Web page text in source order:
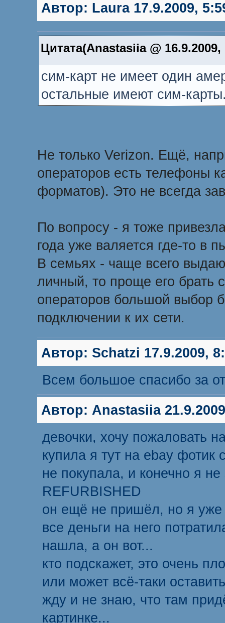
Автор: Laura17.9.2009,
Цитата(Anastasiia @
сим-карт не имеет один
остальные имеют сим-
Не только Verizon. Ещё,
операторов есть телефоны
форматов). Это не всегда
По вопросу - я тоже
года уже валяется где-то в
В семьях - чаще всего
личный, то проще его брать
операторов большой выбор
подключении к их сети.
Автор: Schatzi 17.9.2009,
Всем большое спасибо за
Автор: Anastasiia
девочки, хочу пожаловать
купила я тут на ebay фотик
не покупала, и конечно я
REFURBISHED
он ещё не пришёл, но я уже
все деньги на него
нашла, а он вот...
кто подскажет, это очень
или может всё-таки
жду и не знаю, что там
картинке...